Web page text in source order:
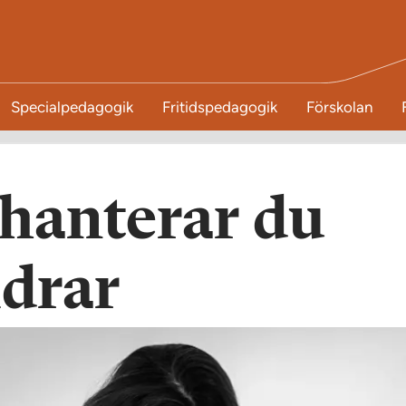
Specialpedagogik Fritidspedagogik Förskolan
du